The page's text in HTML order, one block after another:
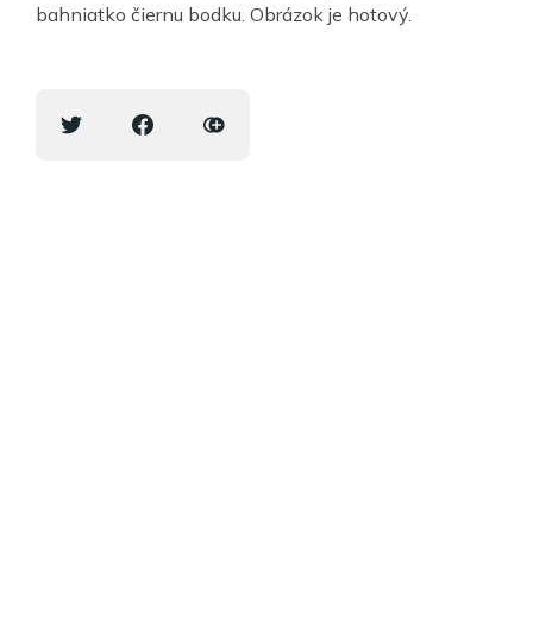
bahniatko čiernu bodku. Obrázok je hotový.